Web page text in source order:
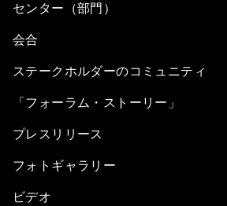
センター（部門）
会合
ステークホルダーのコミュニティ
「フォーラム・ストーリー」
プレスリリース
フォトギャラリー
ビデオ